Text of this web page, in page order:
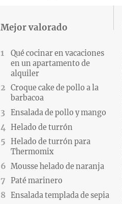
Mejor valorado
Qué cocinar en vacaciones
en un apartamento de
alquiler
Croque cake de pollo a la
barbacoa
Ensalada de pollo y mango
Helado de turrón
Helado de turrón para
Thermomix
Mousse helado de naranja
Paté marinero
Ensalada templada de sepia